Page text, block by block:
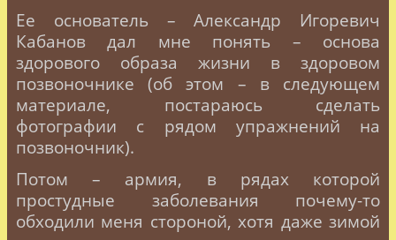
Ее основатель – Александр Игоревич
Кабанов дал мне понять – основа
здорового образа жизни в здоровом
позвоночнике (об этом – в следующем
материале, постараюсь сделать
фотографии с рядом упражнений на
позвоночник).
Потом – армия, в рядах которой
простудные заболевания почему-то
обходили меня стороной, хотя даже зимой